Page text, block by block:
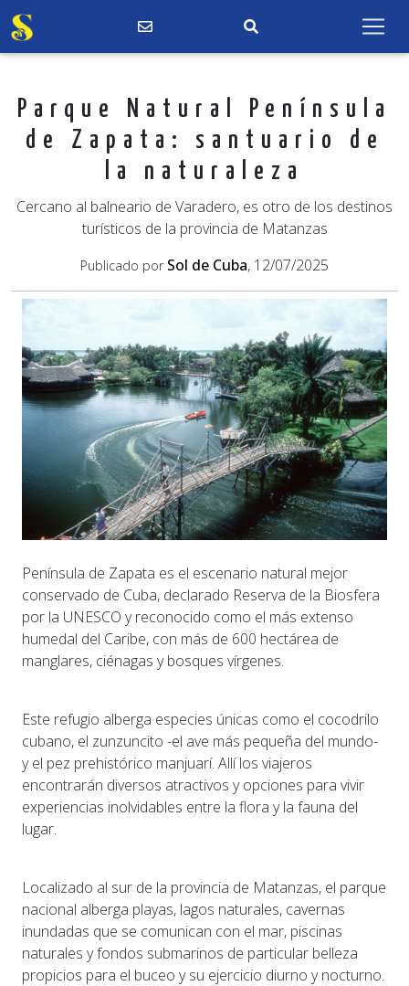
Parque Natural Península
de Zapata: santuario de
la naturaleza
Cercano al balneario de Varadero, es otro de los destinos
turísticos de la provincia de Matanzas
Publicado por Sol de Cuba, 12/07/2025
Península de Zapata es el escenario natural mejor
conservado de Cuba, declarado Reserva de la Biosfera
por la UNESCO y reconocido como el más extenso
humedal del Caribe, con más de 600 hectárea de
manglares, ciénagas y bosques vírgenes.
Este refugio alberga especies únicas como el cocodrilo
cubano, el zunzuncito -el ave más pequeña del mundo-
y el pez prehistórico manjuarí. Allí los viajeros
encontrarán diversos atractivos y opciones para vivir
experiencias inolvidables entre la flora y la fauna del
lugar.
Localizado al sur de la provincia de Matanzas, el parque
nacional alberga playas, lagos naturales, cavernas
inundadas que se comunican con el mar, piscinas
naturales y fondos submarinos de particular belleza
propicios para el buceo y su ejercicio diurno y nocturno.